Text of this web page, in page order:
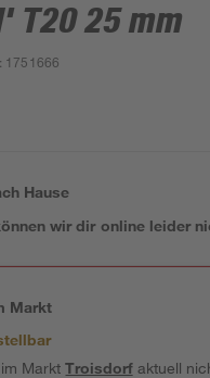
T20 25 mm
: 1751666
Hause
wir dir online leider
Markt
im MarktTroisdorfaktuell